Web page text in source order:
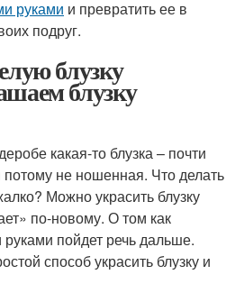
руками и превратить ее в
подруг.
блузку
блузку
какая-то блузка – почти
не ношенная. Что делать
Можно украсить блузку
по-новому. О том как
руками пойдет речь дальше.
способ украсить блузку и